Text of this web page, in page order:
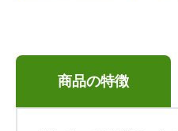
商品の特徴